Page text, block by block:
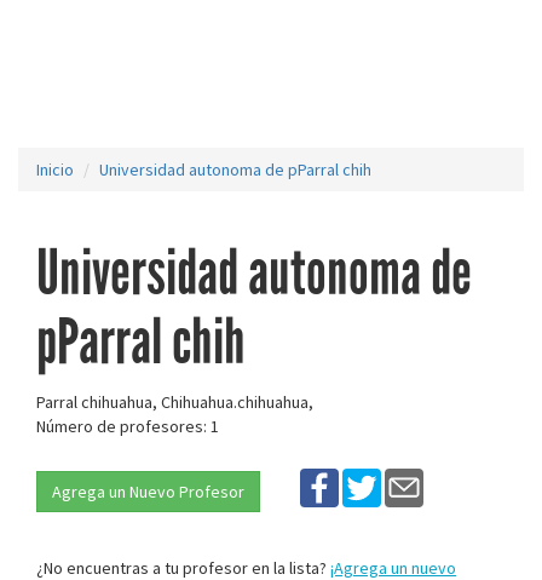
Inicio Universidad autonoma de pParral chih
Universidad autonoma de
pParral chih
Parral chihuahua, Chihuahua.chihuahua,
Número de profesores: 1
Agrega un Nuevo Profesor
¿No encuentras a tu profesor en la lista? ¡Agrega un nuevo